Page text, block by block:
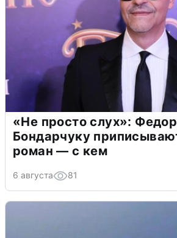
«Не просто слух»:
Бондарчуку
роман — с кем
6 августа 81